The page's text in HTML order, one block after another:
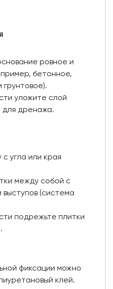
ровное и
бетонное,
грунтовое).
уложите слой
для дренажа.
угла или края
между собой с
(система
подрежьте плитки
фиксации можно
клей.